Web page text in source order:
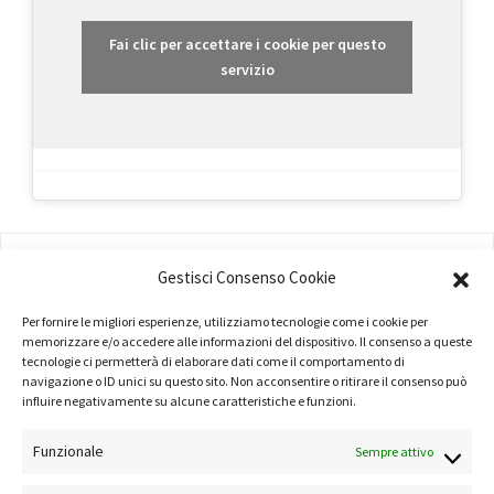
Gestisci Consenso Cookie
Per fornire le migliori esperienze, utilizziamo tecnologie come i cookie per
memorizzare e/o accedere alle informazioni del dispositivo. Il consenso a queste
tecnologie ci permetterà di elaborare dati come il comportamento di
navigazione o ID unici su questo sito. Non acconsentire o ritirare il consenso può
influire negativamente su alcune caratteristiche e funzioni.
Funzionale Sempre attivo
Fai clic per accettare i cookie per questo
servizio
TERMINI E CONDIZIONI
PRIVACY POLICY